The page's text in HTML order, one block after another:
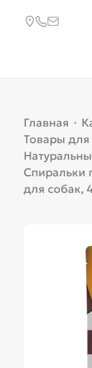
Главная ·
Товары для
Спиральки
для собак,